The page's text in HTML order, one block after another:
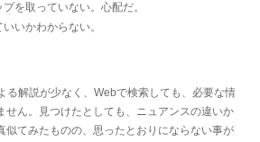
を取っていない。心配だ。
いかわからない。
る解説が少なく、Webで検索しても、必要な情
せん。見つけたとしても、ニュアンスの違いか
似てみたものの、思ったとおりにならない事が